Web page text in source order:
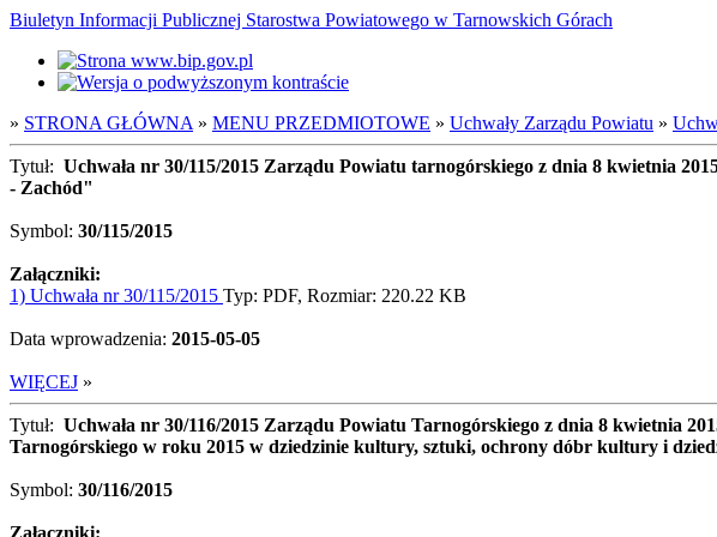
Biuletyn Informacji Publicznej Starostwa Powiatowego w Tarnowskich Górach
» STRONA GŁÓWNA » MENU PRZEDMIOTOWE » Uchwały Zarządu Powiatu »
Tytuł: Uchwała nr 30/115/2015 Zarządu Powiatu tarnogórskiego z dnia 8 kwietnia
- Zachód"
Symbol: 30/115/2015
Załączniki:
1) Uchwała nr 30/115/2015 Typ: PDF, Rozmiar: 220.22 KB
Data wprowadzenia: 2015-05-05
WIĘCEJ »
Tytuł: Uchwała nr 30/116/2015 Zarządu Powiatu Tarnogórskiego z dnia 8 kwietnia
Tarnogórskiego w roku 2015 w dziedzinie kultury, sztuki, ochrony dóbr kultury i
Symbol: 30/116/2015
Załączniki: